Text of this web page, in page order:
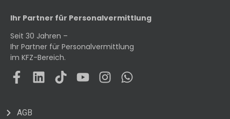
Ihr Partner für Personalvermittlung
Seit 30 Jahren –
Ihr Partner für Personalvermittlung
im KFZ-Bereich.
AGB